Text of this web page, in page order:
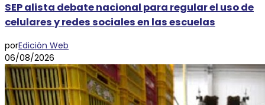
SEP alista debate nacional para regular el uso de
celulares y redes sociales en las escuelas
porEdición Web
06/08/2026